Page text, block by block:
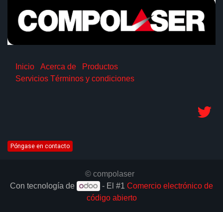
Inicio Acerca de
Productos
Servicios Términos y condiciones
Póngase en contacto
© compolaser
Con tecnología de
- El #1 Comercio electrónico de
código abierto